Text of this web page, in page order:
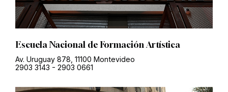
Escuela Nacional de Formación Artística
Av. Uruguay 878, 11100 Montevideo
2903 3143 - 2903 0661